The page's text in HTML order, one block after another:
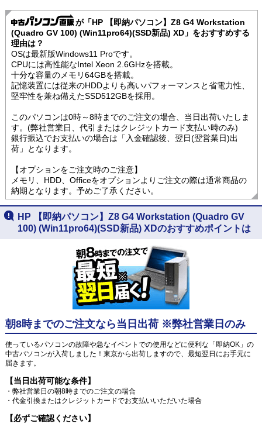
が「HP 【即納パソコン】Z8 G4 Workstation
(Quadro GV 100) (Win11pro64)(SSD新品) XD」をおすすめする
理由は？
OSは最新版Windows11 Proです。
CPUには高性能なIntel Xeon 2.6GHzを搭載。
十分な容量のメモリ64GBを搭載。
記憶装置には従来のHDDよりも高いパフォーマンスと省電力性、
堅牢性を兼ね備えたSSD512GBを採用。
このパソコンは0時～8時までのご注文の場合、当日出荷いたしま
す。(弊社営業日、代引またはクレジットカード支払い時のみ)
銀行振込でお支払いの場合は「入金確認後、翌日(翌営業日)出
荷」となります。
【オプションをご注文時のご注意】
メモリ、HDD、Officeをオプションよりご注文の際は通常商品の
納期となります。予めご了承ください。
HP 【即納パソコン】Z8 G4 Workstation (Quadro GV
100) (Win11pro64)(SSD新品) XDのおすすめポイントは
朝8時までのご注文なら当日出荷 ※弊社営業日のみ
使っているパソコンの故障や急なイベントでの使用などに便利な「即納OK」の
中古パソコンが入荷しました！東京から出荷しますので、最短翌日にお手元に
届きます。
【当日出荷可能な条件】
・弊社営業日の朝8時までのご注文の場合
・代金引換またはクレジットカードでお支払いいただいた場合
【必ずご確認ください】